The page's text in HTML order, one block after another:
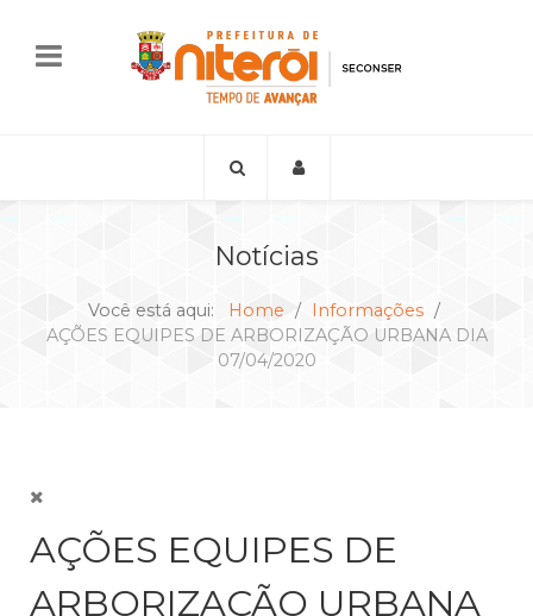
Notícias
Você está aqui: Home
Informações
AÇÕES EQUIPES DE ARBORIZAÇÃO URBANA DIA
07/04/2020
AÇÕES EQUIPES DE
ARBORIZAÇÃO URBANA